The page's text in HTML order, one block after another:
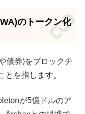
のトークン化
債券)をブロックチ
とを指します。
が5億ドルのア